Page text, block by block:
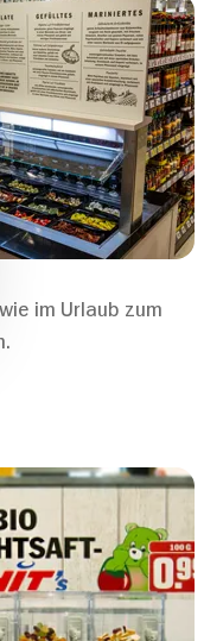
im Urlaub zum